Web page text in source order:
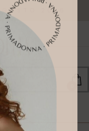
2026